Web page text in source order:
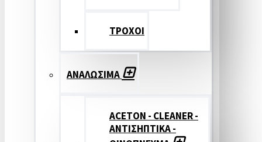
ΤΡΟΧΟΙ
ΑΝΑΛΩΣΙΜΑ
ACETON - CLEANER -
ΑΝΤΙΣΗΠΤΙΚΑ -